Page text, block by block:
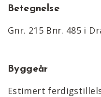
Betegnelse
Gnr. 215 Bnr. 485 i
Byggeår
Estimert